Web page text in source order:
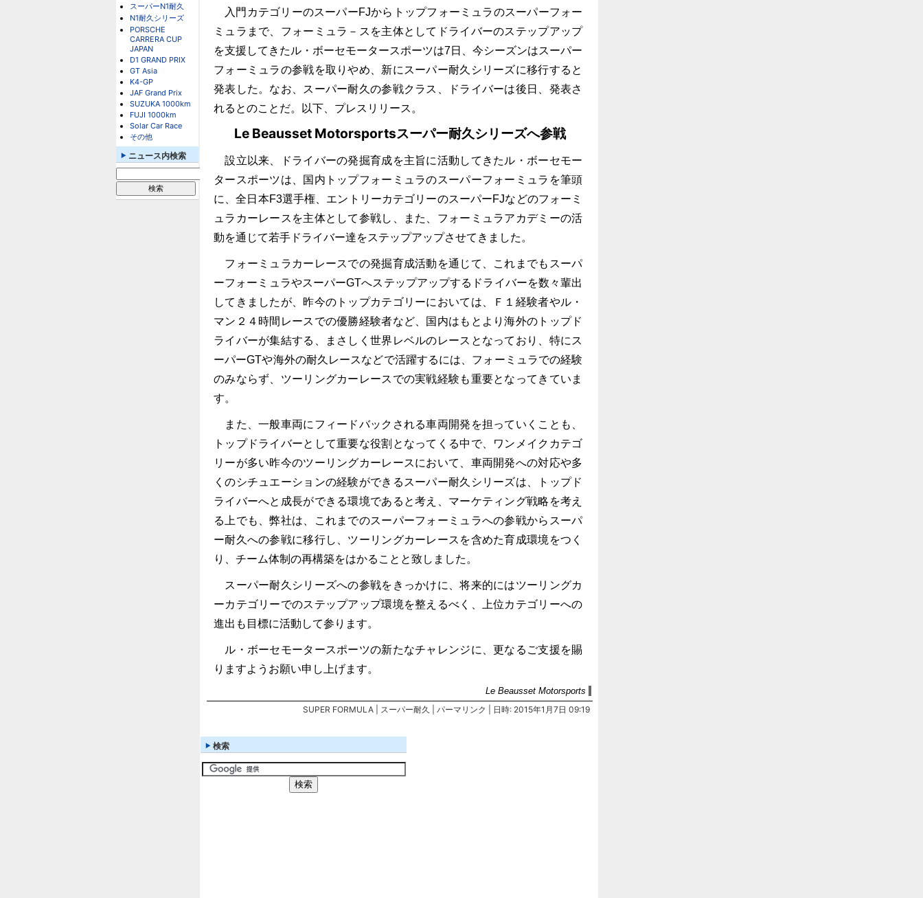
スーパーN1耐久
N1耐久シリーズ
PORSCHE
CARRERA CUP
JAPAN
D1 GRAND PRIX
GT Asia
K4-GP
JAF Grand Prix
SUZUKA 1000km
FUJI 1000km
Solar Car Race
その他
ニュース内検索
入門カテゴリーのスーパーFJからトップフォーミュラのスーパーフォー
ミュラまで、フォーミュラ－スを主体としてドライバーのステップアップ
を支援してきたル・ボーセモータースポーツは7日、今シーズンはスーパー
フォーミュラの参戦を取りやめ、新にスーパー耐久シリーズに移行すると
発表した。なお、スーパー耐久の参戦クラス、ドライバーは後日、発表さ
れるとのことだ。以下、プレスリリース。
Le Beausset Motorsportsスーパー耐久シリーズへ参戦
設立以来、ドライバーの発掘育成を主旨に活動してきたル・ボーセモー
タースポーツは、国内トップフォーミュラのスーパーフォーミュラを筆頭
に、全日本F3選手権、エントリーカテゴリーのスーパーFJなどのフォーミ
ュラカーレースを主体として参戦し、また、フォーミュラアカデミーの活
動を通じて若手ドライバー達をステップアップさせてきました。
フォーミュラカーレースでの発掘育成活動を通じて、これまでもスーパ
ーフォーミュラやスーパーGTへステップアップするドライバーを数々輩出
してきましたが、昨今のトップカテゴリーにおいては、Ｆ１経験者やル・
マン２４時間レースでの優勝経験者など、国内はもとより海外のトップド
ライバーが集結する、まさしく世界レベルのレースとなっており、特にス
ーパーGTや海外の耐久レースなどで活躍するには、フォーミュラでの経験
のみならず、ツーリングカーレースでの実戦経験も重要となってきていま
す。
また、一般車両にフィードバックされる車両開発を担っていくことも、
トップドライバーとして重要な役割となってくる中で、ワンメイクカテゴ
リーが多い昨今のツーリングカーレースにおいて、車両開発への対応や多
くのシチュエーションの経験ができるスーパー耐久シリーズは、トップド
ライバーへと成長ができる環境であると考え、マーケティング戦略を考え
る上でも、弊社は、これまでのスーパーフォーミュラへの参戦からスーパ
ー耐久への参戦に移行し、ツーリングカーレースを含めた育成環境をつく
り、チーム体制の再構築をはかることと致しました。
スーパー耐久シリーズへの参戦をきっかけに、将来的にはツーリングカ
ーカテゴリーでのステップアップ環境を整えるべく、上位カテゴリーへの
進出も目標に活動して参ります。
ル・ボーセモータースポーツの新たなチャレンジに、更なるご支援を賜
りますようお願い申し上げます。
Le Beausset Motorsports
SUPER FORMULA
スーパー耐久 パーマリンク | 日時: 2015年1月7日 09:19
検索